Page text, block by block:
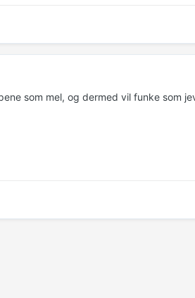
som mel, og dermed vil funke som